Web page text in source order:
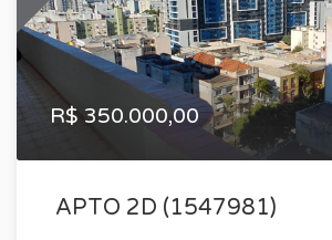
R$ 350.000,00
APTO 2D (1547981)